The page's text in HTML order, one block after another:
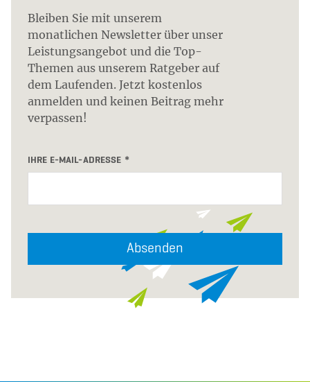
Bleiben Sie mit unserem
monatlichen Newsletter über unser
Leistungsangebot und die Top-
Themen aus unserem Ratgeber auf
dem Laufenden. Jetzt kostenlos
anmelden und keinen Beitrag mehr
verpassen!
IHRE E-MAIL-ADRESSE
Absenden